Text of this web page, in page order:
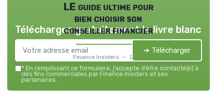
LE guide ultime pour
bien choisir son
conseiller financier
Finance Insiders — 2026
Téléchargez gratuitement le livre blanc
➔ Télécharger
* En remplissant ce formulaire, j’accepte d’être contacté(e) à
des fins commerciales par Finance Insiders et ses
partenaires.